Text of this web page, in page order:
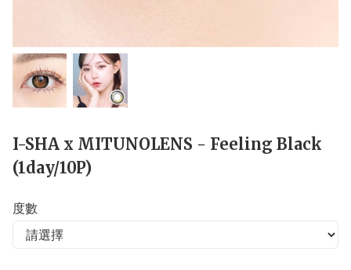
I-SHA x MITUNOLENS - Feeling Black
(1day/10P)
度數